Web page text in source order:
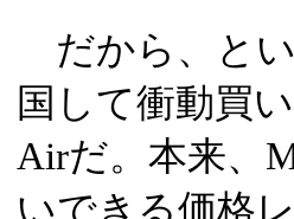
だから、と
国して衝動買
Airだ。本来、
いできる価格